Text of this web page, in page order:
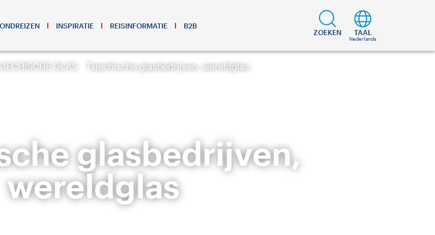
INSPIRATIE REISINFORMATIE B2B
ZOEKEN TAAL
Nederlands
GLAS Tsjechische glasbedrijven, wereldglas
glasbedrijven,
wereldglas